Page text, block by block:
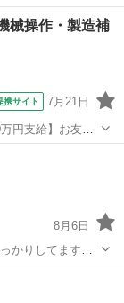
械操作・製造補
携サイト 7月21日
円支給】お友達
プライベート充
制度あり★1食
8月6日
かりしてます！